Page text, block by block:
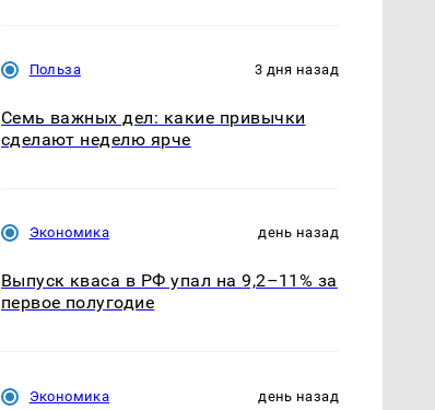
Польза 3 дня назад
Семь важных дел: какие привычки
сделают неделю ярче
Экономика день назад
Выпуск кваса в РФ упал на 9,2–11% за
первое полугодие
Экономика день назад